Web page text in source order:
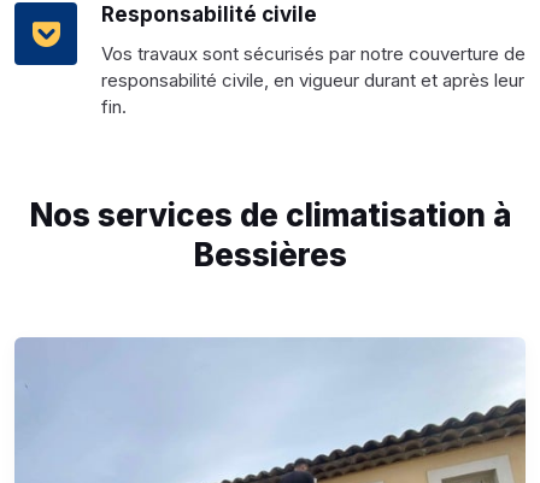
Responsabilité civile
Vos travaux sont sécurisés par notre couverture de
responsabilité civile, en vigueur durant et après leur
fin.
Nos services de climatisation à
Bessières